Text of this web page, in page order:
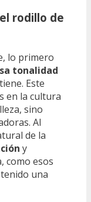
rodillo de
lo primero
tonalidad
Este
en la cultura
sino
Al
de la
y
como esos
una